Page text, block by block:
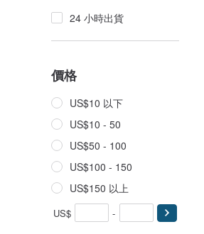
24 小時出貨
價格
US$10 以下
US$10 - 50
US$50 - 100
US$100 - 150
US$150 以上
US$ -